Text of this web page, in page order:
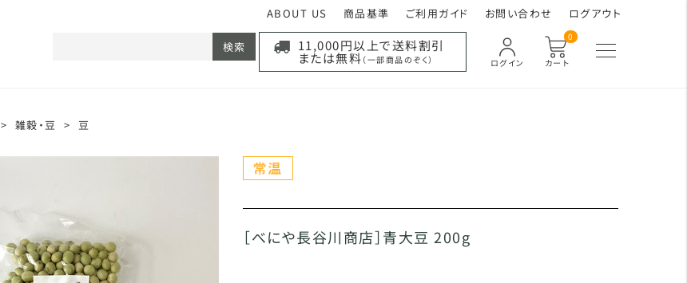
ABOUT US 商品基準 ご利用ガイド お問い合わせ ログアウト
カート
0
ログイン
11,000円以上で送料割引
または無料 （一部商品のぞく）
検索
> 雑穀・豆 > 豆
［べにや長谷川商店］青大豆 200g